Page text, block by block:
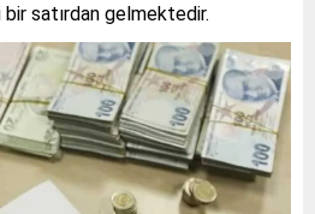
bir satırdan gelmektedir.